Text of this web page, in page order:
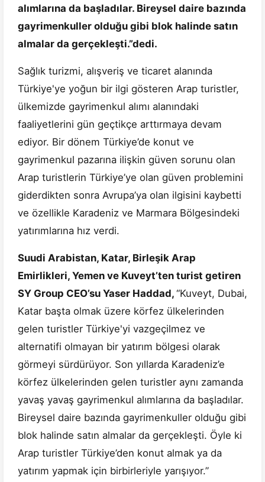
alımlarına da başladılar. Bireysel daire bazında
gayrimenkuller olduğu gibi blok halinde satın
almalar da gerçekleşti.”dedi.
Sağlık turizmi, alışveriş ve ticaret alanında
Türkiye'ye yoğun bir ilgi gösteren Arap turistler,
ülkemizde gayrimenkul alımı alanındaki
faaliyetlerini gün geçtikçe arttırmaya devam
ediyor. Bir dönem Türkiye’de konut ve
gayrimenkul pazarına ilişkin güven sorunu olan
Arap turistlerin Türkiye’ye olan güven problemini
giderdikten sonra Avrupa’ya olan ilgisini kaybetti
ve özellikle Karadeniz ve Marmara Bölgesindeki
yatırımlarına hız verdi.
Suudi Arabistan, Katar, Birleşik Arap
Emirlikleri, Yemen ve Kuveyt’ten turist getiren
SY Group CEO’su Yaser Haddad, “Kuveyt, Dubai,
Katar başta olmak üzere körfez ülkelerinden
gelen turistler Türkiye'yi vazgeçilmez ve
alternatifi olmayan bir yatırım bölgesi olarak
görmeyi sürdürüyor. Son yıllarda Karadeniz’e
körfez ülkelerinden gelen turistler aynı zamanda
yavaş yavaş gayrimenkul alımlarına da başladılar.
Bireysel daire bazında gayrimenkuller olduğu gibi
blok halinde satın almalar da gerçekleşti. Öyle ki
Arap turistler Türkiye’den konut almak ya da
yatırım yapmak için birbirleriyle yarışıyor.”